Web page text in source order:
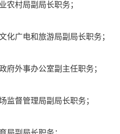
农村局副局长职务；
化广电和旅游局副局长职务；
府外事办公室副主任职务；
监督管理局副局长职务；